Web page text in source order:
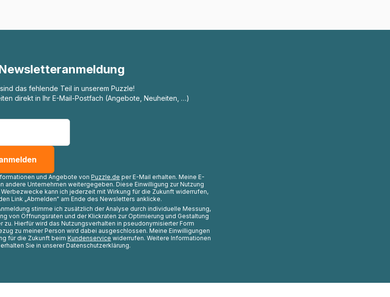
das fehlende Teil in unserem Puzzle!
direkt in Ihr E-Mail-Postfach (Angebote, Neuheiten, …)
und Angebote von Puzzle.de per E-Mail erhalten. Meine E-
andere Unternehmen weitergegeben. Diese Einwilligung zur Nutzung
kann ich jederzeit mit Wirkung für die Zukunft widerrufen,
Link „Abmelden" am Ende des Newsletters anklicke.
stimme ich zusätzlich der Analyse durch individuelle Messung,
von Öffnungsraten und der Klickraten zur Optimierung und Gestaltung
zu. Hierfür wird das Nutzungsverhalten in pseudonymisierter Form
zu meiner Person wird dabei ausgeschlossen. Meine Einwilligungen
für die Zukunft beim Kundenservice widerrufen. Weitere Informationen
erhalten Sie in unserer Datenschutzerklärung.